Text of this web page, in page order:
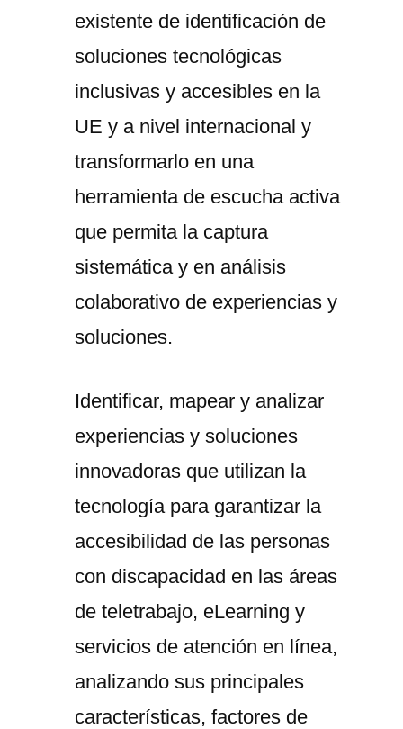
existente de identificación de
soluciones tecnológicas
inclusivas y accesibles en la
UE y a nivel internacional y
transformarlo en una
herramienta de escucha activa
que permita la captura
sistemática y en análisis
colaborativo de experiencias y
soluciones.
Identificar, mapear y analizar
experiencias y soluciones
innovadoras que utilizan la
tecnología para garantizar la
accesibilidad de las personas
con discapacidad en las áreas
de teletrabajo, eLearning y
servicios de atención en línea,
analizando sus principales
características, factores de